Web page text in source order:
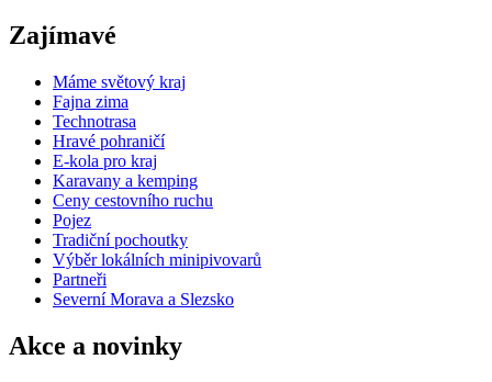
Zajímavé
Máme světový kraj
Fajna zima
Technotrasa
Hravé pohraničí
E-kola pro kraj
Karavany a kemping
Ceny cestovního ruchu
Pojez
Tradiční pochoutky
Výběr lokálních minipivovarů
Partneři
Severní Morava a Slezsko
Akce a novinky